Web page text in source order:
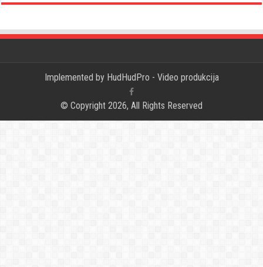
Implemented by HudHudPro - Video produkcija
© Copyright 2026, All Rights Reserved